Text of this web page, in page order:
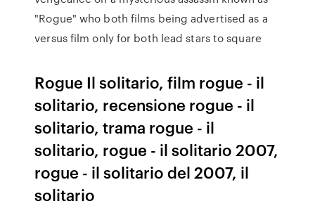
"Rogue" who both films being advertised as a
versus film only for both lead stars to square
Rogue Il solitario, film rogue - il
solitario, recensione rogue - il
solitario, trama rogue - il
solitario, rogue - il solitario 2007,
rogue - il solitario del 2007, il
solitario